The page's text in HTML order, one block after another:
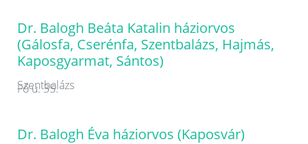
Dr. Balogh Beáta Katalin háziorvos
(Gálosfa, Cserénfa, Szentbalázs, Hajmás,
Kaposgyarmat, Sántos)
Szentbalázs
Fő u. 35.
Dr. Balogh Éva háziorvos (Kaposvár)